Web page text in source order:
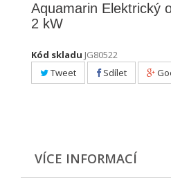
Aquamarin Elektrický
2 kW
Kód skladu JG80522
Tweet
Sdílet
VÍCE INFORMACÍ